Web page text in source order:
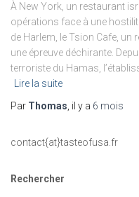
À New York, un restaurant
opérations face à une
de Harlem, le Tsion Cafe,
une épreuve déchirante.
terroriste du Hamas,
Lire la suite
Par Thomas , il y a 6 mois
contact{at}tasteofusa.fr
Rechercher